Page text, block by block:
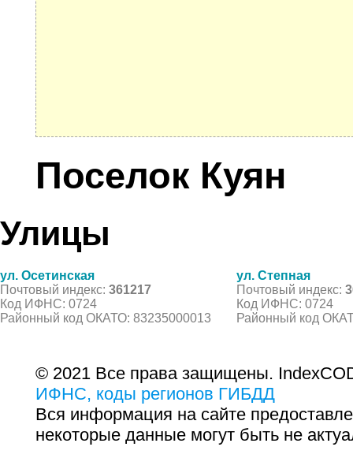
Поселок Куян
Улицы
ул. Осетинская
Почтовый индекс: 361217
Код ИФНС: 0724
Районный код ОКАТО: 83235000013
ул. Степная
Почтовый индекс:
Код ИФНС: 0724
Районный код
© 2021 Все права защищены.
ИФНС, коды регионов ГИБДД
Вся информация на сайте
некоторые данные могут быть не